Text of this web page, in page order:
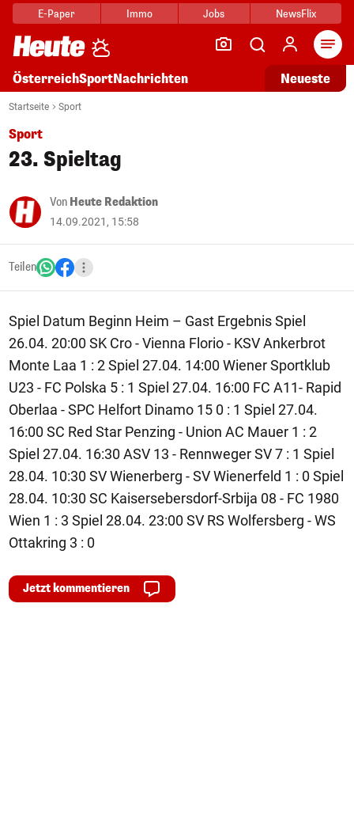
E-Paper Immo Jobs NewsFlix
ÖsterreichSportNachrichten Neueste
Startseite Sport
Sport
23. Spieltag
Von Heute Redaktion
14.09.2021, 15:58
Teilen
Spiel Datum Beginn Heim – Gast Ergebnis Spiel
26.04. 20:00 SK Cro - Vienna Florio - KSV Ankerbrot
Monte Laa 1 : 2 Spiel 27.04. 14:00 Wiener Sportklub
U23 - FC Polska 5 : 1 Spiel 27.04. 16:00 FC A11- Rapid
Oberlaa - SPC Helfort Dinamo 15 0 : 1 Spiel 27.04.
16:00 SC Red Star Penzing - Union AC Mauer 1 : 2
Spiel 27.04. 16:30 ASV 13 - Rennweger SV 7 : 1 Spiel
28.04. 10:30 SV Wienerberg - SV Wienerfeld 1 : 0 Spiel
28.04. 10:30 SC Kaisersebersdorf-Srbija 08 - FC 1980
Wien 1 : 3 Spiel 28.04. 23:00 SV RS Wolfersberg - WS
Ottakring 3 : 0
Jetzt kommentieren